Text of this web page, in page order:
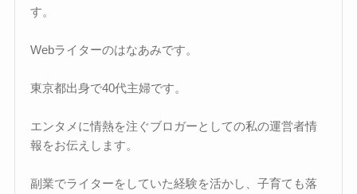
す。
Webライターのはなあみです。
東京都出身で40代主婦です。
エンタメに情熱を注ぐブロガーとしての私の運営者情
報をお伝えします。
副業でライターをしていた経験を活かし、子育ても落